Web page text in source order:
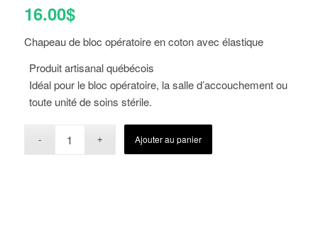
16.00$
Chapeau de bloc opératoire en coton avec élastique
Produit artisanal québécois
Idéal pour le bloc opératoire, la salle d’accouchement ou
toute unité de soins stérile.
Ajouter au panier